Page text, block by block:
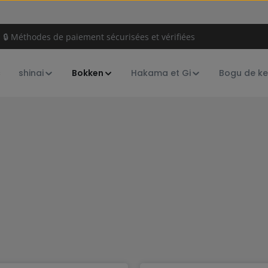
🔒 Méthodes de paiement sécurisées et vérifiées
shinai Bokken Hakama et Gi Bogu de